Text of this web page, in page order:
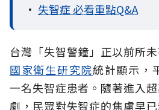
• 失智症 必看重點Q&A
台灣「失智警鐘」正以前所
國家衛生研究院統計顯示，
一名失智症患者。隨著進入
劇，民眾對失智症的焦慮早